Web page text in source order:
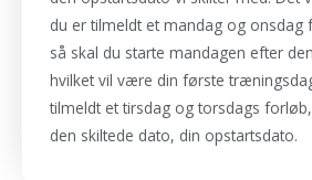
du er tilmeldt et mandag og onsdag
så skal du starte mandagen efter
hvilket vil være din første
tilmeldt et tirsdag og torsdags
den skiltede dato, din opstartsdato.